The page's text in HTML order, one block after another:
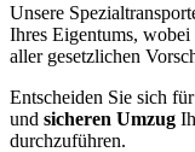
Unsere
Ihres Eigentums,
aller gesetzlichen
Entscheiden Sie sich
und sicheren Umzug
durchzuführen.